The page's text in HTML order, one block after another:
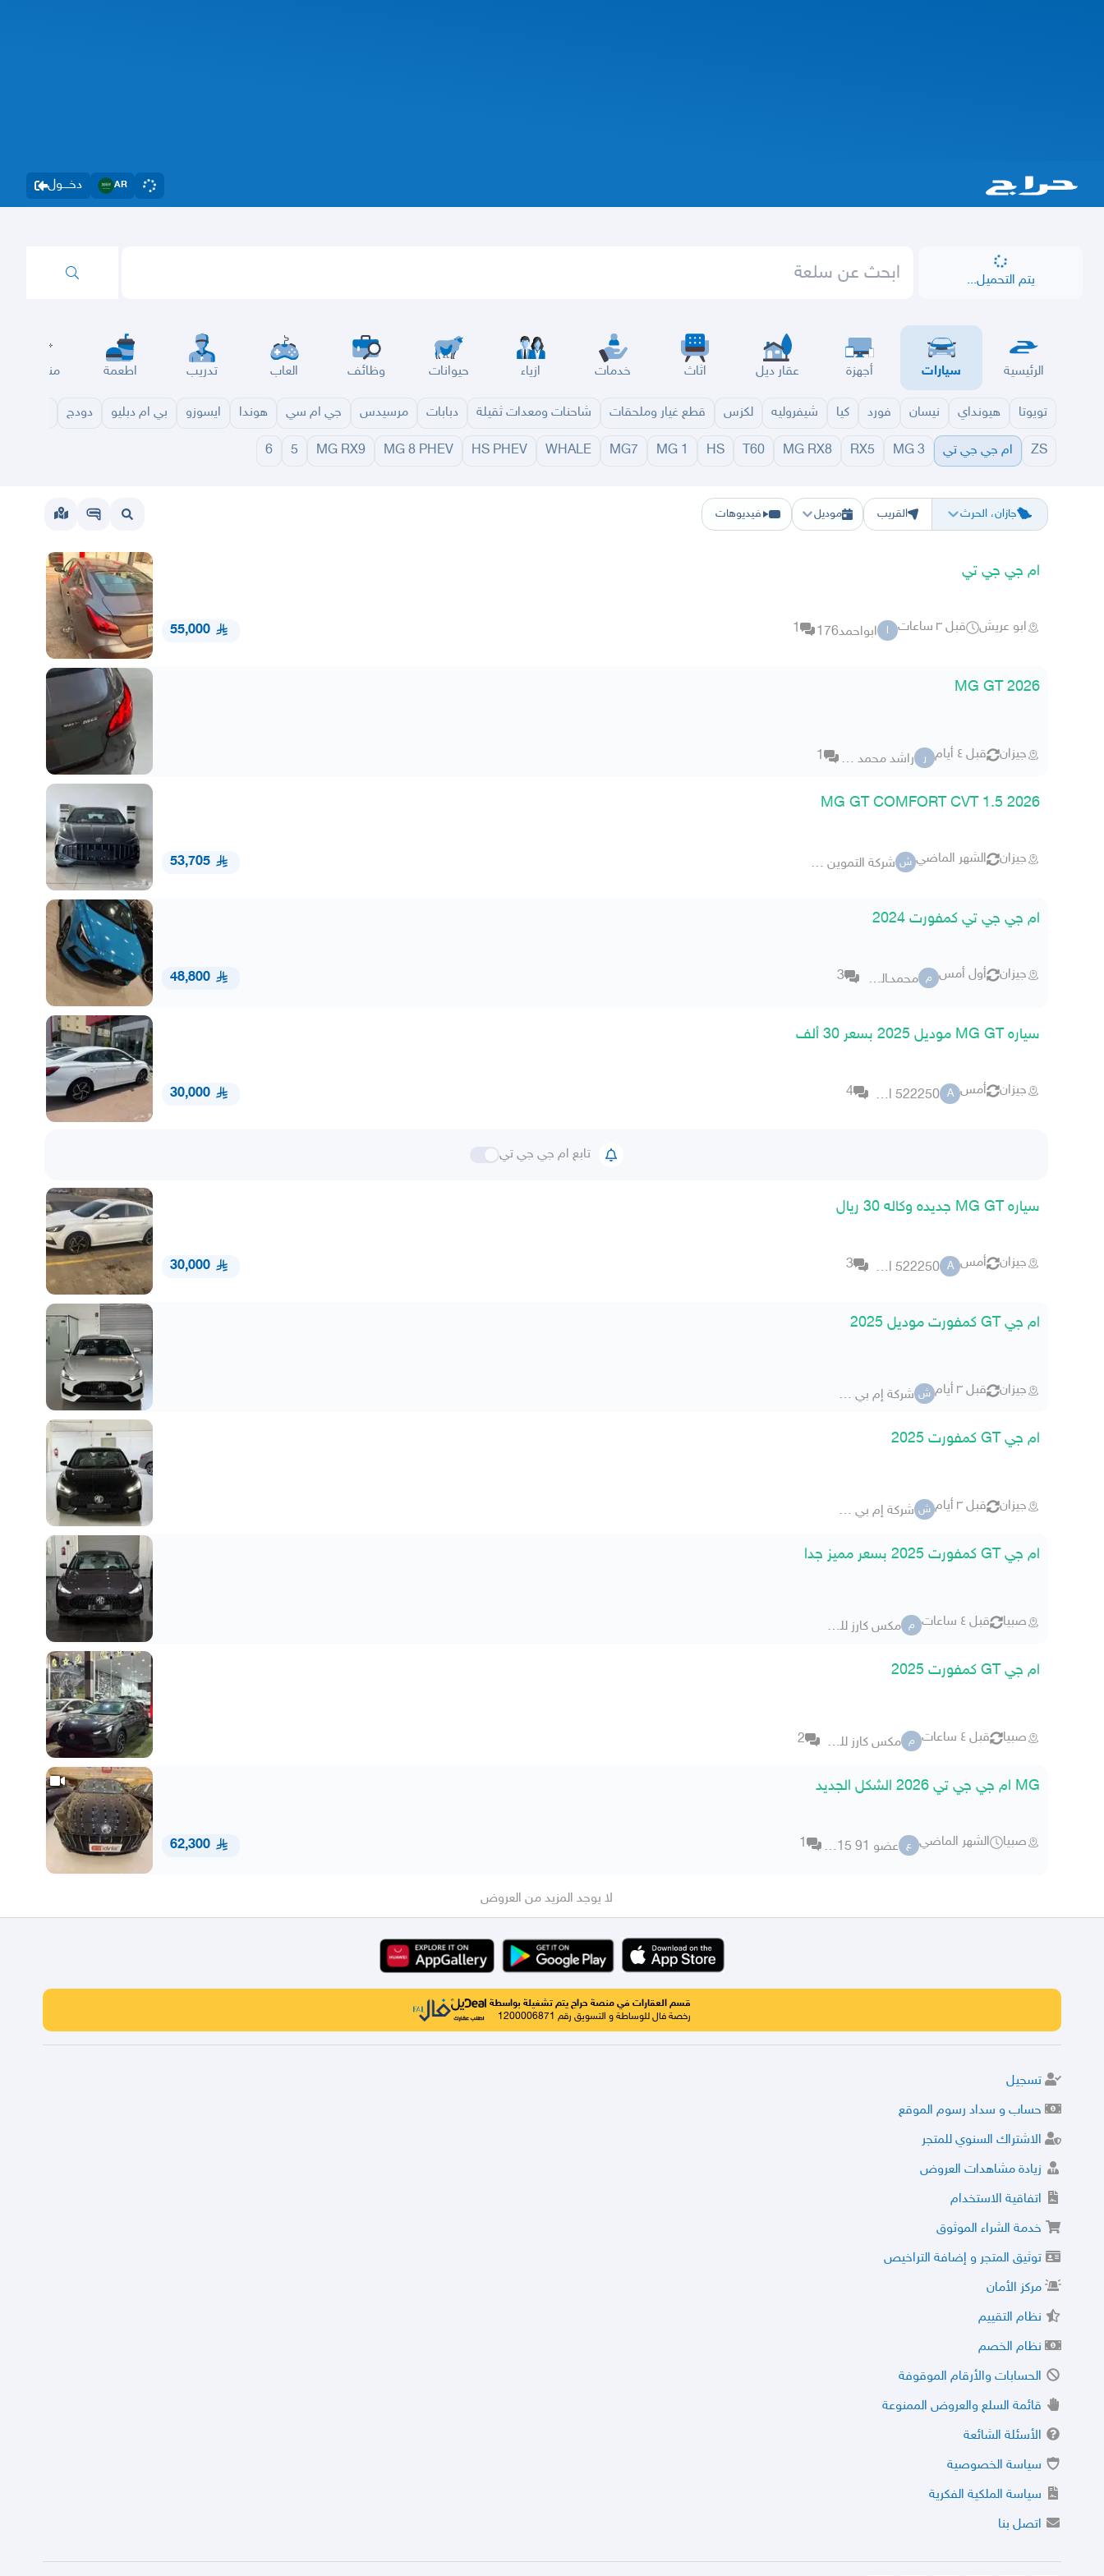
دخــــول AR
يتم التحميل...
الرئيسية سيارات أجهزة عقار ديل اثاث خدمات ازياء حيوانات وظائف العاب تدريب اطعمة مناسبات
تويوتا هيونداي نيسان فورد كيا شيفروليه لكزس قطع غيار وملحقات شاحنات ومعدات ثقيلة دبابات مرسيدس جي ام سي هوندا ايسوزو بي ام دبليو دودج
ZS ام جي جي تي MG 3
RX5
MG RX8
T60
HS
MG 1
MG7
WHALE
HS PHEV
MG 8 PHEV
MG RX9
5
6
جازان، الحرث
الرياضالشرقيه حفر الباطن المدينة الطايف القصيم الباحة
القريب موديل فيديوهات
ام جي جي تي
ابو عريش قبل ٣ ساعات ا ابواحمد176 1
55,000
MG GT 2026
جيزان قبل ٤ أيام ر راشد محمد الكثيري 1
MG GT COMFORT CVT 1.5 2026
جيزان الشهر الماضي ش شركة التموين ـــــ الحديث 53,705
ام جي جي تي كمفورت 2024
جيزان أول أمس م محمدـالسيد 3
48,800
سياره MG GT موديل 2025 بسعر 30 ألف
جيزان أمس A
abo gamal 522250
4
30,000
تابع ام جي جي تي
سياره MG GT جديده وكاله 30 ريال
جيزان أمس A
abo gamal 522250
3
30,000
ام جي GT كمفورت موديل 2025
جيزان قبل ٣ أيام ش شركة إم بي آر للسيارات
ام جي GT كمفورت 2025
جيزان قبل ٣ أيام ش شركة إم بي آر للسيارات
ام جي GT كمفورت 2025 بسعر مميز جدا
صبيا قبل ٤ ساعات م مكس كارز للسيارات
ام جي GT كمفورت 2025
صبيا قبل ٤ ساعات م مكس كارز للسيارات 2
MG ام جي جي تي 2026 الشكل الجديد
صبيا الشهر الماضي ع عضو 91 33315 1
62,300
لا يوجد المزيد من العروض
قسم العقارات في منصة حراج يتم تشغيلة بواسطة
رخصة فال للوساطة و التسويق رقم 1200006871
تسجيل
حساب و سداد رسوم الموقع
الاشتراك السنوي للمتجر
زيادة مشاهدات العروض
اتفاقية الاستخدام
خدمة الشراء الموثوق
توثيق المتجر و إضافة التراخيص
مركز الأمان
نظام التقييم
نظام الخصم
الحسابات والأرقام الموقوفة
قائمة السلع والعروض الممنوعة
الأسئلة الشائعة
سياسة الخصوصية
سياسة الملكية الفكرية
اتصل بنا